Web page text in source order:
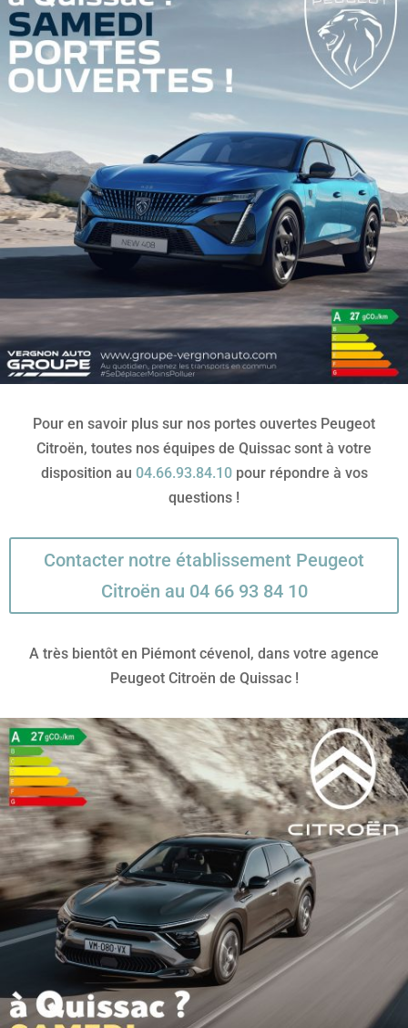
Pour en savoir plus sur nos portes ouvertes Peugeot
Citroën, toutes nos équipes de Quissac sont à votre
disposition au 04.66.93.84.10pour répondre à vos
questions !
Contacter notre établissement Peugeot
Citroën au 04 66 93 84 10
A très bientôt en Piémont cévenol, dans votre agence
Peugeot Citroën de Quissac !